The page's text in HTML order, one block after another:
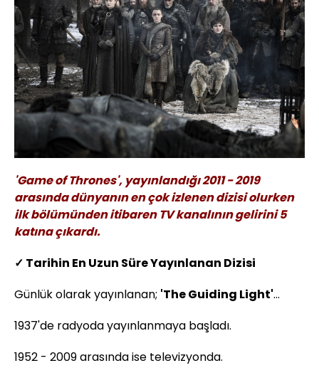
'Game of Thrones', yayınlandığı 2011 - 2019
arasında dünyanın en çok izlenen dizisi olurken
ilk bölümünden itibaren TV kanalının gelirini 5
katına çıkardı.
✓ Tarihin En Uzun Süre Yayınlanan Dizisi
Günlük olarak yayınlanan; 'The Guiding Light'...
1937'de radyoda yayınlanmaya başladı.
1952 - 2009 arasında ise televizyonda.